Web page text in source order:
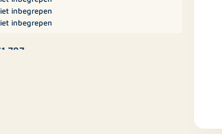
toilet en trapopgang naar de
van het appartement en beschikt
inbegrepen
inbegrepen